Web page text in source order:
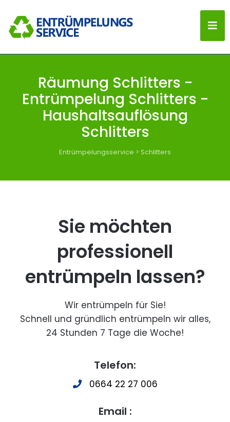
Räumung Schlitters -
Entrümpelung Schlitters -
Haushaltsauflösung
Schlitters
Entrümpelungsservice > Schlitters
Sie möchten
professionell
entrümpeln lassen?
Wir entrümpeln für Sie!
Schnell und gründlich entrümpeln wir alles,
24 Stunden 7 Tage die Woche!
Telefon:
0664 22 27 006
Email :